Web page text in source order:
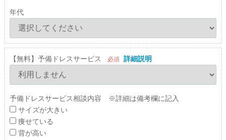
年代
【無料】予備ドレスサービス 必須 詳細説明
予備ドレスサービス相談内容 ※詳細は備考欄に記入
サイズが大きい
痩せている
背が高い